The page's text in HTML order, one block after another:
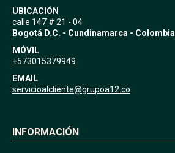
UBICACIÓN
calle 147 # 21 - 04
Bogotá D.C. - Cundinamarca - Colombia
MÓVIL
+573015379949
EMAIL
servicioalcliente@grupoa12.co
INFORMACIÓN